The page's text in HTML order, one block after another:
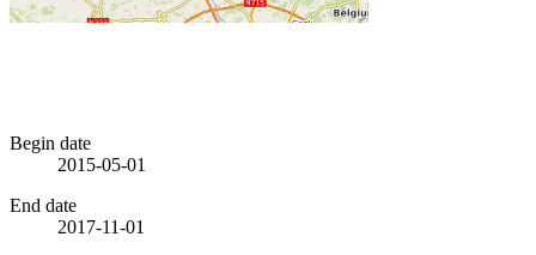
Begin date
2015-05-01
End date
2017-11-01